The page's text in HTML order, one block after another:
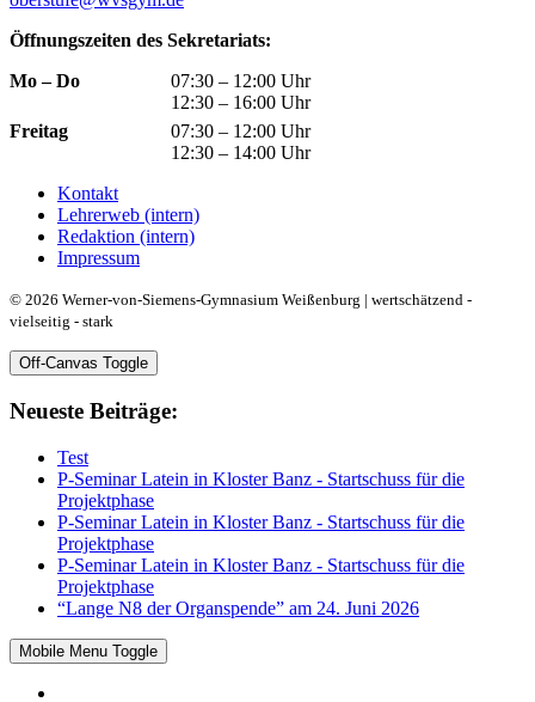
Öffnungszeiten des Sekretariats:
Mo – Do
07:30 – 12:00 Uhr
12:30 – 16:00 Uhr
Freitag
07:30 – 12:00 Uhr
12:30 – 14:00 Uhr
Kontakt
Lehrerweb (intern)
Redaktion (intern)
Impressum
© 2026 Werner-von-Siemens-Gymnasium Weißenburg | wertschätzend -
vielseitig - stark
Off-Canvas Toggle
Neueste Beiträge:
Test
P-Seminar Latein in Kloster Banz - Startschuss für die
Projektphase
P-Seminar Latein in Kloster Banz - Startschuss für die
Projektphase
P-Seminar Latein in Kloster Banz - Startschuss für die
Projektphase
“Lange N8 der Organspende” am 24. Juni 2026
Mobile Menu Toggle